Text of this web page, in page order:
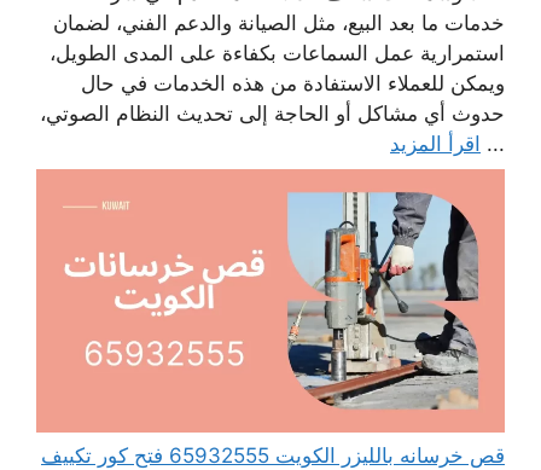
خدمات ما بعد البيع، مثل الصيانة والدعم الفني، لضمان
استمرارية عمل السماعات بكفاءة على المدى الطويل،
ويمكن للعملاء الاستفادة من هذه الخدمات في حال
حدوث أي مشاكل أو الحاجة إلى تحديث النظام الصوتي،
... اقرأ المزيد
قص خرسانه بالليزر الكويت 65932555 فتح كور تكييف